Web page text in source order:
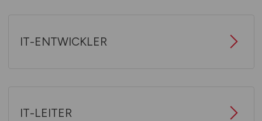
IT-ENTWICKLER
IT-LEITER